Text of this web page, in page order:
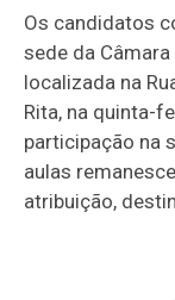
Os candidatos
sede da
localizada na
Rita, na quinta-
participação na
aulas
atribuição,